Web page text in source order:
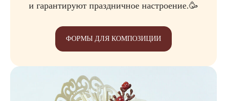
и гарантируют праздничное настроение.🥳
ФОРМЫ ДЛЯ КОМПОЗИЦИИ